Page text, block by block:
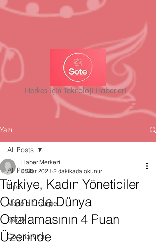
Herkes İçin Teknoloji Haberleri
Yazı
All Posts
Tips
Make a Change
Sağlık
Corona Virus
All Posts
Türkiye, Kadın Yöneticiler
Oranında Dünya
Ortalamasının 4 Puan
Üzerinde
Haber Merkezi
8 Mar 2021 2 dakikada okunur